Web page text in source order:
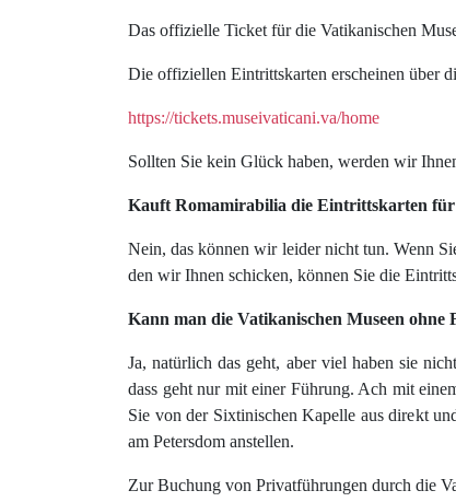
Das offizielle Ticket für die Vatikanischen
Die offiziellen Eintrittskarten erscheinen über
https://tickets.museivaticani.va/home
Sollten Sie kein Glück haben, werden wir
Kauft Romamirabilia die Eintrittskarten für
Nein, das können wir leider nicht tun. Wenn
den wir Ihnen schicken, können Sie die
Kann man die Vatikanischen Museen ohne
Ja, natürlich das geht, aber viel haben sie
dass geht nur mit einer Führung. Ach mit
Sie von der Sixtinischen Kapelle aus direkt
am Petersdom anstellen.
Zur Buchung von Privatführungen durch die